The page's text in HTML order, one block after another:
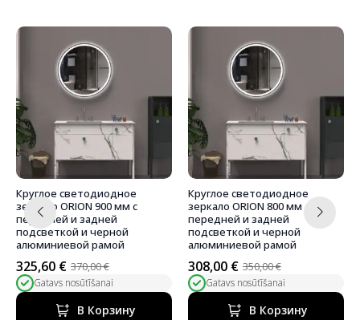
зеркало ORION 900 мм с
передней и задней
подсветкой и черной
алюминиевой рамой
Первоначальная
цена
составляла
370,00 €.
325,60 €
Текущая
цена:
325,60 €.
Gatavs nosūtīšanai
зеркало ORION 800 мм с
передней и задней
подсветкой и черной
алюминиевой рамой
Первоначальная
цена
составляла
350,00 €.
308,00 €
Текущая
цена:
308,00 €.
Gatavs nosūtīšanai